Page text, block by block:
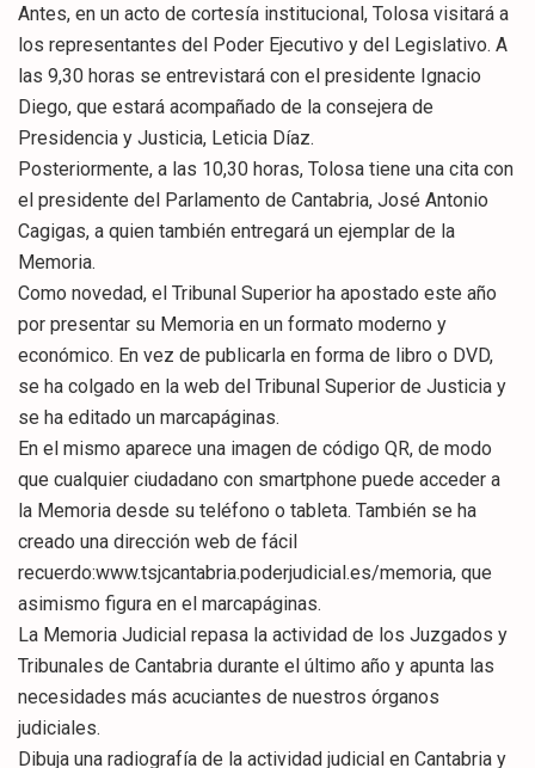
Antes, en un acto de cortesía institucional, Tolosa visitará a
los representantes del Poder Ejecutivo y del Legislativo. A
las 9,30 horas se entrevistará con el presidente Ignacio
Diego, que estará acompañado de la consejera de
Presidencia y Justicia, Leticia Díaz.
Posteriormente, a las 10,30 horas, Tolosa tiene una cita con
el presidente del Parlamento de Cantabria, José Antonio
Cagigas, a quien también entregará un ejemplar de la
Memoria.
Como novedad, el Tribunal Superior ha apostado este año
por presentar su Memoria en un formato moderno y
económico. En vez de publicarla en forma de libro o DVD,
se ha colgado en la web del Tribunal Superior de Justicia y
se ha editado un marcapáginas.
En el mismo aparece una imagen de código QR, de modo
que cualquier ciudadano con smartphone puede acceder a
la Memoria desde su teléfono o tableta. También se ha
creado una dirección web de fácil
recuerdo:www.tsjcantabria.poderjudicial.es/memoria, que
asimismo figura en el marcapáginas.
La Memoria Judicial repasa la actividad de los Juzgados y
Tribunales de Cantabria durante el último año y apunta las
necesidades más acuciantes de nuestros órganos
judiciales.
Dibuja una radiografía de la actividad judicial en Cantabria y